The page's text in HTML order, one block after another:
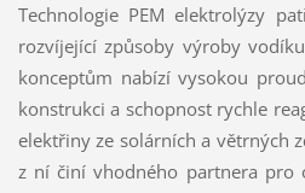
Technologie PEM elektrolýzy
rozvíjející způsoby výroby
konceptům nabízí vysokou
konstrukci a schopnost rychle
elektřiny ze solárních a větrných
z ní činí vhodného partnera pro